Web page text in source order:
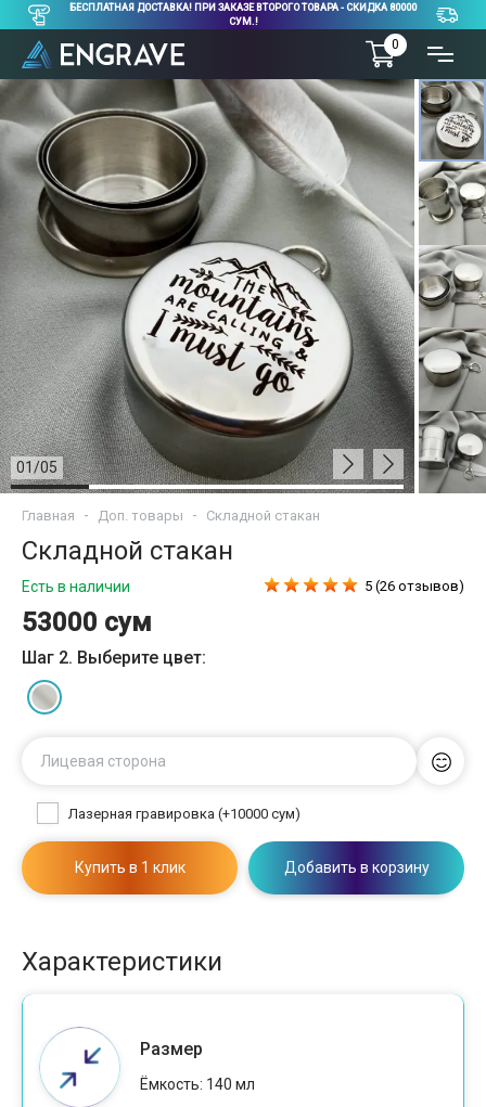
БЕСПЛАТНАЯ ДОСТАВКА! ПРИ ЗАКАЗЕ ВТОРОГО ТОВАРА - СКИДКА 80000
СУМ.!
0
01/05
Главная Доп. товары Складной стакан
Складной стакан
Есть в наличии
53000 сум
5 (26 отзывов)
Шаг 2. Выберите цвет:
Лицевая сторона
Лазерная гравировка (+10000 сум)
Купить в 1 клик Добавить в корзину
Характеристики
Размер
Ёмкость: 140 мл